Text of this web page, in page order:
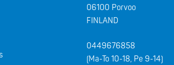
06100 Porvoo
FINLAND
0449676858
(Ma-To 10-18, Pe 9-14)